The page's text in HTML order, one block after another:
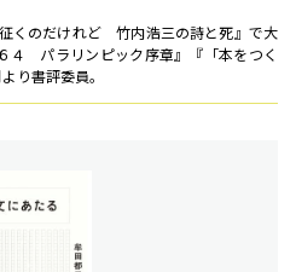
くのだけれど 竹内浩三の詩と死』で大
４ パラリンピック序章』『「本をつく
り書評委員。